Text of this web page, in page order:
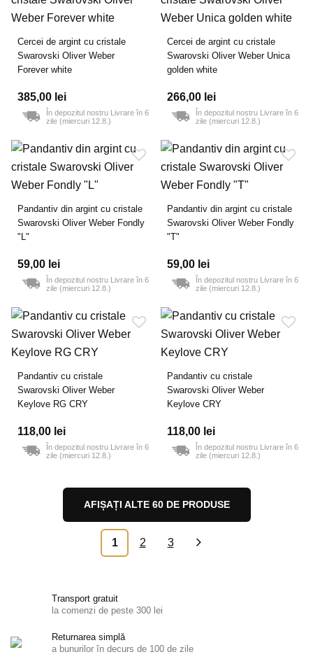
Cercei de argint cu cristale
Swarovski Oliver Weber
Forever white
385,00 lei
În depozitul nostru Livrare în 6
zile (miercuri 12.8.)
Cercei de argint cu cristale
Swarovski Oliver Weber Unica
golden white
266,00 lei
În depozitul nostru Livrare în 6
zile (miercuri 12.8.)
Pandantiv din argint cu cristale
Swarovski Oliver Weber Fondly
"L"
59,00 lei
În depozitul nostru Livrare în 6
zile (miercuri 12.8.)
Pandantiv din argint cu cristale
Swarovski Oliver Weber Fondly
"T"
59,00 lei
În depozitul nostru Livrare în 6
zile (miercuri 12.8.)
Pandantiv cu cristale
Swarovski Oliver Weber
Keylove RG CRY
118,00 lei
În depozitul nostru Livrare în 6
zile (miercuri 12.8.)
Pandantiv cu cristale
Swarovski Oliver Weber
Keylove CRY
118,00 lei
În depozitul nostru Livrare în 6
zile (miercuri 12.8.)
AFIȘAȚI ALTE 60 DE PRODUSE
1 2 3 »
Transport gratuit
la comenzi de peste 300 lei
Returnarea simplă
a bunurilor în decurs de 100 de zile